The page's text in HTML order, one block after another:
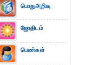
பொதுஅறிவு
ஜோதிடம்
பெண்கள்